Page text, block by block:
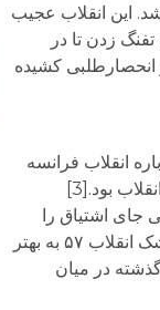
این انقلاب عجیب
زدن تا در
روز به وحشیگری، خودکامگی و انحصارطلبی کشیده
انقلاب فرانسه
است که بر خلاف نظر همگان معتقد بود، سال ۱۷۸۹ و تسخیر زندان باستیل پاریس نه لحظه‌ی پیروزی انقلاب که لحظه پایان انقلاب بود.[3]
جای اشتیاق را
گرفت، و کار به جایی رسید که ناپلئون در سال ۱۸۰۴ خود را به عنوان امپراطور فرانسه معرفی کرد و سلطنت بازگشت. بی‌شک انقلاب ۵۷ به بهتر
در میان